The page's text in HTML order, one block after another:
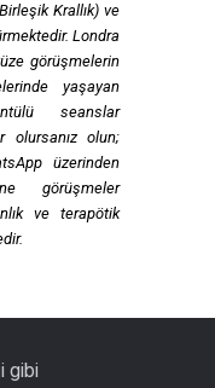
Krallık) ve
Londra
görüşmelerin
yaşayan
seanslar
olursanız olun;
üzerinden
görüşmeler
ve terapötik
gibi